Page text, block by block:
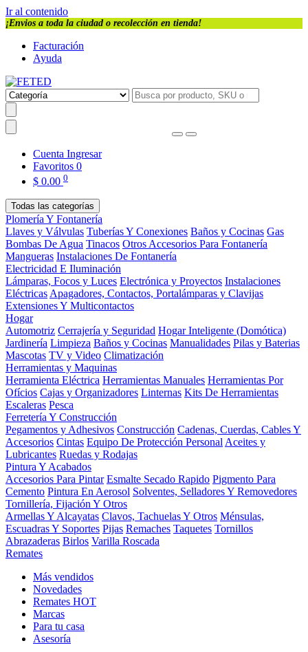
Ir al contenido
¡Envios a toda la ciudad o recolección en tienda!
Facturación
Ayuda
Cuenta Ingresar
Favoritos 0
$ 0.00 0
Todas las categorías
Plomería Y Fontanería
Llaves y Válvulas Tuberías Y Conexiones Baños y Cocinas Gas
Bombas De Agua Tinacos Otros Accesorios Para Fontanería
Mangueras Instalaciones De Fontanería
Electricidad E Iluminación
Lámparas, Focos y Luces Electrónica y Proyectos Instalaciones
Eléctricas Apagadores, Contactos, Portalámparas y Clavijas
Extensiones Y Multicontactos
Hogar
Automotriz Cerrajería y Seguridad Hogar Inteligente (Domótica)
Jardinería Limpieza Baños y Cocinas Manualidades Pilas y Baterias
Mascotas TV y Video Climatización
Herramientas y Maquinas
Herramienta Eléctrica Herramientas Manuales Herramientas Por
Ofícios Cajas y Organizadores Linternas Kits De Herramientas
Escaleras Pesca
Ferretería Y Construcción
Pegamentos y Adhesivos Construcción Cadenas, Cuerdas, Cables Y
Accesorios Cintas Equipo De Protección Personal Aceites y
Lubricantes Ruedas y Rodajas
Pintura Y Acabados
Accesorios Para Pintar Esmalte Secado Rapido Pigmento Para
Cemento Pintura En Aerosol Solventes, Selladores Y Removedores
Tornillería, Fijación Y Otros
Armellas Y Alcayatas Clavos, Tachuelas Y Otros Ménsulas,
Escuadras Y Soportes Pijas Remaches Taquetes Tornillos
Abrazaderas Birlos Varilla Roscada
Remates
Más vendidos
Novedades
Remates HOT
Marcas
Para tu casa
Asesoría